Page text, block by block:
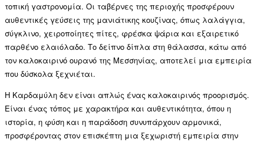
τοπική γαστρονομία. Οι ταβέρνες της περιοχής προσφέρουν
αυθεντικές γεύσεις της μανιάτικης κουζίνας, όπως λαλάγγια,
σύγκλινο, χειροποίητες πίτες, φρέσκα ψάρια και εξαιρετικό
παρθένο ελαιόλαδο. Το δείπνο δίπλα στη θάλασσα, κάτω από
τον καλοκαιρινό ουρανό της Μεσσηνίας, αποτελεί μια εμπειρία
που δύσκολα ξεχνιέται.
Η Καρδαμύλη δεν είναι απλώς ένας καλοκαιρινός προορισμός.
Είναι ένας τόπος με χαρακτήρα και αυθεντικότητα, όπου η
ιστορία, η φύση και η παράδοση συνυπάρχουν αρμονικά,
προσφέροντας στον επισκέπτη μια ξεχωριστή εμπειρία στην